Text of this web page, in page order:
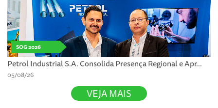
SOG 2026
Petrol Industrial S.A. Consolida Presença Regional e Apr...
05/08/26
VEJA MAIS